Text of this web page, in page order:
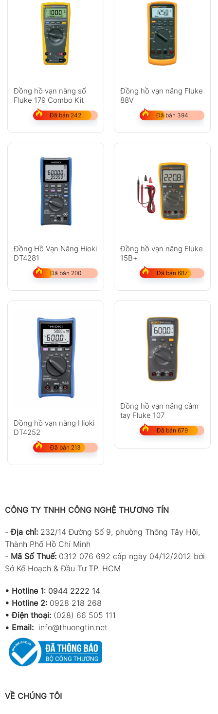
Đồng hồ vạn năng số
Fluke 179 Combo Kit
Đã bán 242
Đồng hồ vạn năng Fluke
88V
Đã bán 394
Đồng Hồ Vạn Năng Hioki
DT4281
Đã bán 200
Đồng hồ vạn năng Fluke
15B+
Đã bán 687
Đồng hồ vạn năng Hioki
DT4252
Đã bán 213
Đồng hồ vạn năng cầm
tay Fluke 107
Đã bán 679
CÔNG TY TNHH CÔNG NGHỆ THƯƠNG TÍN
-Địa chỉ: 232/14 Đường Số 9, phường Thông Tây Hội,
Thành Phố Hồ Chí Minh
- Mã Số Thuế: 0312 076 692 cấp ngày 04/12/2012 bởi
Sở Kế Hoạch & Đầu Tư TP. HCM
• Hotline 1: 0944 2222 14
• Hotline 2: 0928 218 268
• Điện thoại: (028) 66 505 111
• Email: info@thuongtin.net
VỀ CHÚNG TÔI